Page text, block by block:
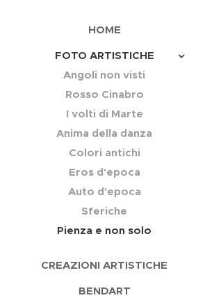
HOME
FOTO ARTISTICHE
Angoli non visti
Rosso Cinabro
I volti di Marte
Anima della danza
Colori antichi
Eros d'epoca
Auto d'epoca
Sferiche
Pienza e non solo
CREAZIONI ARTISTICHE
BENDART